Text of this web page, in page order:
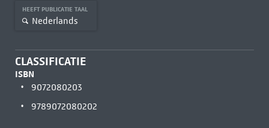
HEEFT PUBLICATIE TAAL
Nederlands
CLASSIFICATIE
ISBN
9072080203
9789072080202